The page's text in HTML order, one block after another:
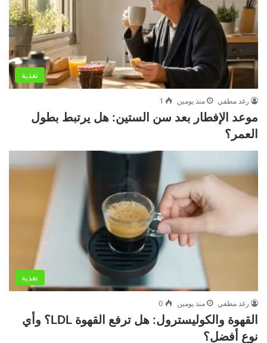
تغذية
رغد مطفي منذ يومين 1
موعد الإفطار بعد سن الستين: هل يرتبط بطول
العمر؟
تغذية
رغد مطفي منذ يومين 0
القهوة والكوليسترول: هل ترفع القهوة LDL؟ وأي
نوع أفضل؟